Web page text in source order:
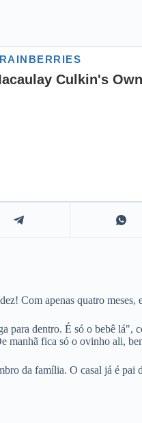
Com apenas quatro
para dentro. É só o bebê
manhã fica só o ovinho ali,
da família. O casal já é